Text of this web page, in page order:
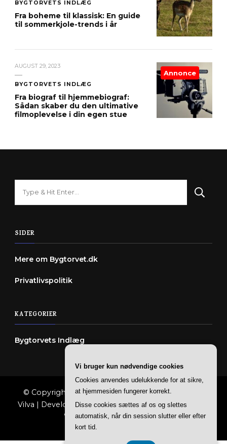
BYGTORVETS INDLÆG
Fra boheme til klassisk: En guide
til sommerkjole-trends i år
AUGUST 29, 2023
BYGTORVETS INDLÆG
Fra biograf til hjemmebiograf:
Sådan skaber du den ultimative
filmoplevelse i din egen stue
Annonce
SIDER
Mere om Bygtorvet.dk
Privatlivspolitik
KATEGORIER
Bygtorvets Indlæg
© Copyright 2026Bygtorvet. All Rights Reserved.
Vilva | Developed ByBlossom Themes. Powered by
WordPress.Privatlivspolitik
Vi bruger kun nødvendige cookies
Cookies anvendes udelukkende for at sikre,
at hjemmesiden fungerer korrekt.
Disse cookies sættes af os og slettes
automatisk, når din session slutter eller efter
kort tid.